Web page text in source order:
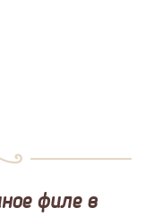
филе в